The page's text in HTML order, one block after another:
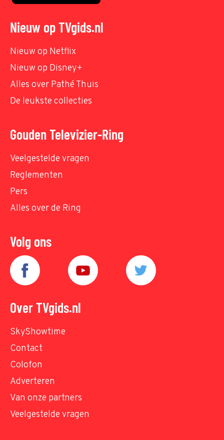
Nieuw op TVgids.nl
Nieuw op Netflix
Nieuw op Disney+
Alles over Pathé Thuis
De leukste collecties
Gouden Televizier-Ring
Veelgestelde vragen
Reglementen
Pers
Alles over de Ring
Volg ons
Over TVgids.nl
SkyShowtime
Contact
Colofon
Adverteren
Van onze partners
Veelgestelde vragen